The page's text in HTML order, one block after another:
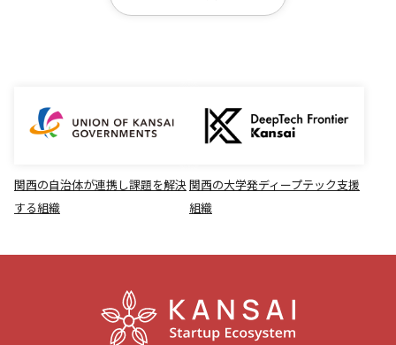
関西の自治体が連携し課題を解決
する組織
関西の大学発ディープテック支援
組織